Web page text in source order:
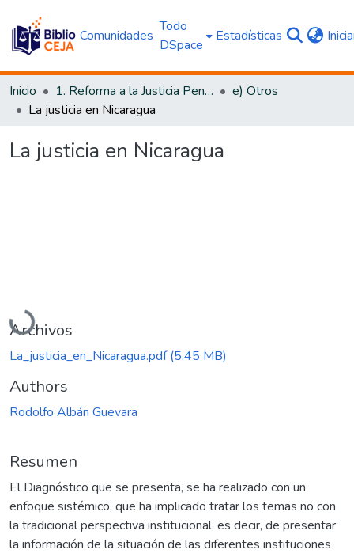
Comunidades
Todo
DSpace
Estadísticas
Inicio 1. Reforma a la Justicia Penal
e) Otros
La justicia en Nicaragua
La justicia en Nicaragua
Cargando...
Archivos
La_justicia_en_Nicaragua.pdf(5.45 MB)
Authors
Rodolfo Albán Guevara
Resumen
El Diagnóstico que se presenta, se ha realizado con un
enfoque sistémico, que ha implicado tratar los temas no con
la tradicional perspectiva institucional, es decir, de presentar
la información de la situación de las diferentes instituciones